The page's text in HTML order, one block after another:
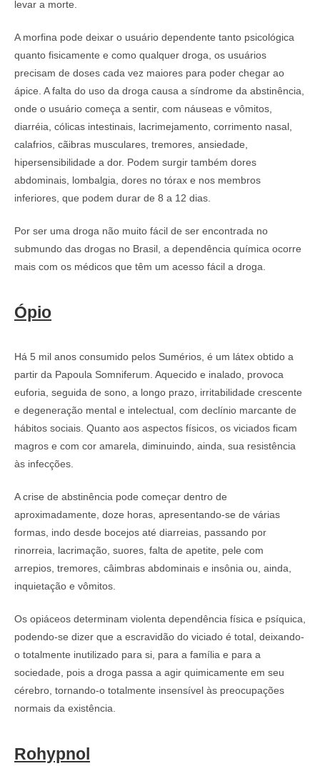
levar a morte.
A morfina pode deixar o usuário dependente tanto psicológica
quanto fisicamente e como qualquer droga, os usuários
precisam de doses cada vez maiores para poder chegar ao
ápice. A falta do uso da droga causa a síndrome da abstinência,
onde o usuário começa a sentir, com náuseas e vômitos,
diarréia, cólicas intestinais, lacrimejamento, corrimento nasal,
calafrios, cãibras musculares, tremores, ansiedade,
hipersensibilidade a dor. Podem surgir também dores
abdominais, lombalgia, dores no tórax e nos membros
inferiores, que podem durar de 8 a 12 dias.
Por ser uma droga não muito fácil de ser encontrada no
submundo das drogas no Brasil, a dependência química ocorre
mais com os médicos que têm um acesso fácil a droga.
Ópio
Há 5 mil anos consumido pelos Sumérios, é um látex obtido a
partir da Papoula Somniferum. Aquecido e inalado, provoca
euforia, seguida de sono, a longo prazo, irritabilidade crescente
e degeneração mental e intelectual, com declínio marcante de
hábitos sociais. Quanto aos aspectos físicos, os viciados ficam
magros e com cor amarela, diminuindo, ainda, sua resistência
às infecções.
A crise de abstinência pode começar dentro de
aproximadamente, doze horas, apresentando-se de várias
formas, indo desde bocejos até diarreias, passando por
rinorreia, lacrimação, suores, falta de apetite, pele com
arrepios, tremores, câimbras abdominais e insônia ou, ainda,
inquietação e vômitos.
Os opiáceos determinam violenta dependência física e psíquica,
podendo-se dizer que a escravidão do viciado é total, deixando-
o totalmente inutilizado para si, para a família e para a
sociedade, pois a droga passa a agir quimicamente em seu
cérebro, tornando-o totalmente insensível às preocupações
normais da existência.
Rohypnol